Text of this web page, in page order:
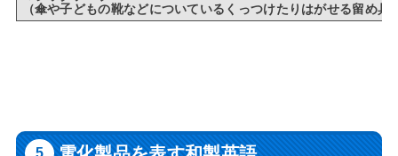
（傘や子どもの靴などについているくっつけたりはがせる留め具